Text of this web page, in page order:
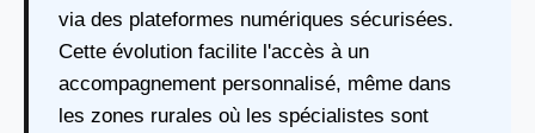
via des plateformes numériques sécurisées.
Cette évolution facilite l'accès à un
accompagnement personnalisé, même dans
les zones rurales où les spécialistes sont